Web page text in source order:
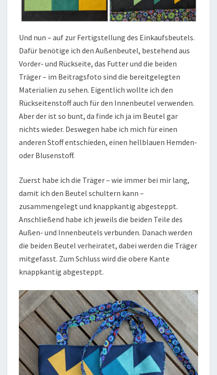
Und nun – auf zur Fertigstellung des Einkaufsbeutels.
Dafür benötige ich den Außenbeutel, bestehend aus
Vorder- und Rückseite, das Futter und die beiden
Träger – im Beitragsfoto sind die bereitgelegten
Materialien zu sehen. Eigentlich wollte ich den
Rückseitenstoff auch für den Innenbeutel verwenden.
Aber der ist so bunt, da finde ich ja im Beutel gar
nichts wieder. Deswegen habe ich mich für einen
anderen Stoff entschieden, einen hellblauen Hemden-
oder Blusenstoff.
Zuerst habe ich die Träger – wie immer bei mir lang,
damit ich den Beutel schultern kann –
zusammengelegt und knappkantig abgesteppt.
Anschließend habe ich jeweils die beiden Teile des
Außen- und Innenbeutels verbunden. Danach werden
die beiden Beutel verheiratet, dabei werden die Träger
mitgefasst. Zum Schluss wird die obere Kante
knappkantig abgesteppt.